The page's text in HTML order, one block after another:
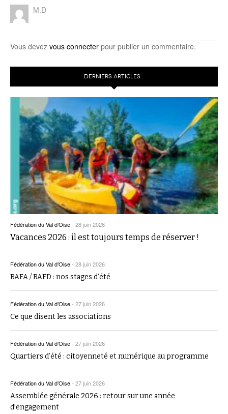
M.D
Vous devez vous connecter pour publier un commentaire.
DERNIERS ARTICLES…
Fédération du Val d’Oise- 28 juin 2026
Vacances 2026 : il est toujours temps de réserver !
Fédération du Val d’Oise- 28 juin 2026
BAFA / BAFD : nos stages d’été
Fédération du Val d’Oise- 27 juin 2026
Ce que disent les associations
Fédération du Val d’Oise- 27 juin 2026
Quartiers d’été : citoyenneté et numérique au programme
Fédération du Val d’Oise- 27 juin 2026
Assemblée générale 2026 : retour sur une année
d’engagement